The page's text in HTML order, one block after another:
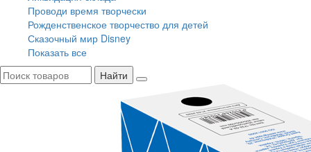
Проводи время творчески
Рожденственское творчество для детей
Сказочный мир Disney
Показать все
Найти